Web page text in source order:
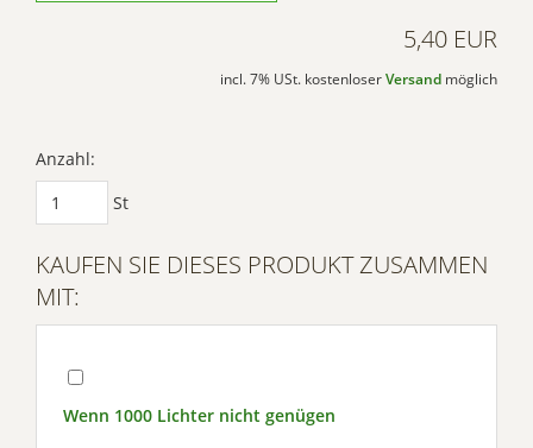
5,40 EUR
incl. 7% USt. kostenloser Versand möglich
Anzahl:
St
KAUFEN SIE DIESES PRODUKT ZUSAMMEN
MIT:
Wenn 1000 Lichter nicht genügen